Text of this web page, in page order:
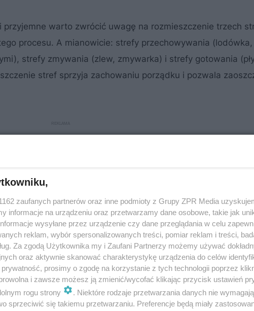
przyjemne warto zwrócić uwagę na rozmieszczenie trzech
procesu. A mianowicie: strefy przechowywania (lodówka,
strefy zmywania (zlew, zmywarka) i strefy gotowania
stref sprzyja zachowaniu porządku i pozwala
zaufanych partnerów oraz inne podmioty z Grupy ZPR Media
informacje na urządzeniu oraz przetwarzamy dane osobowe, takie jak
wysyłane przez urządzenie czy dane przeglądania w celu
reklam, wybór spersonalizowanych treści, pomiar reklam i treści,
Za zgodą Użytkownika my i Zaufani Partnerzy możemy używać
oraz aktywnie skanować charakterystykę urządzenia do celów
prosimy o zgodę na korzystanie z tych technologii poprzez
i zawsze możesz ją zmienić/wycofać klikając przycisk ustawień
rogu strony
. Niektóre rodzaje przetwarzania danych nie
sprzeciwić się takiemu przetwarzaniu. Preferencje będą miały